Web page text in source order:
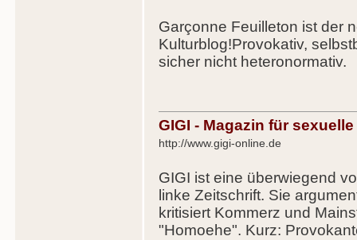
Garçonne Feuilleton ist der
Kulturblog!Provokativ,
sicher nicht heteronormativ.
GIGI - Magazin für
http://www.gigi-online.de
GIGI ist eine überwiegend
linke Zeitschrift. Sie
kritisiert Kommerz und
"Homoehe". Kurz: